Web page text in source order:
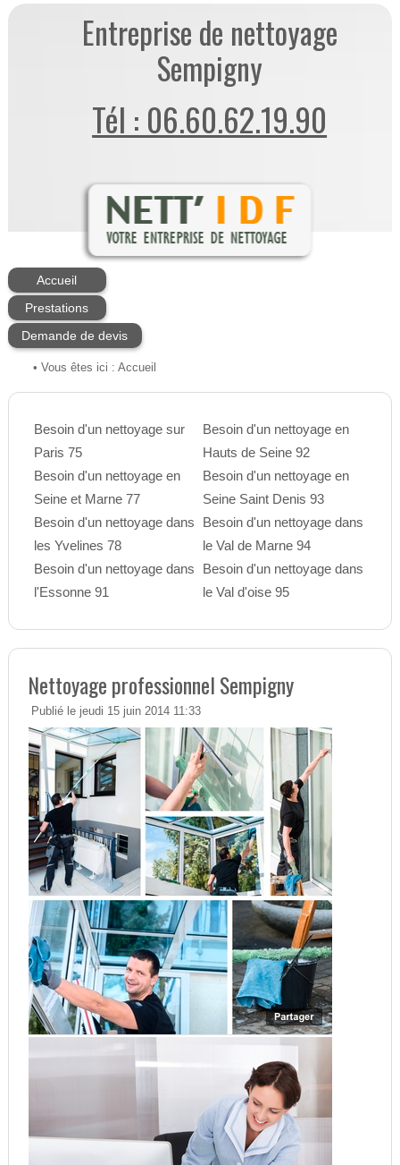
Entreprise de nettoyage
Sempigny
Tél : 06.60.62.19.90
Accueil
Prestations
Demande de devis
• Vous êtes ici : Accueil
Besoin d'un nettoyage sur
Paris 75
Besoin d'un nettoyage en
Seine et Marne 77
Besoin d'un nettoyage dans
les Yvelines 78
Besoin d'un nettoyage dans
l'Essonne 91
Besoin d'un nettoyage en
Hauts de Seine 92
Besoin d'un nettoyage en
Seine Saint Denis 93
Besoin d'un nettoyage dans
le Val de Marne 94
Besoin d'un nettoyage dans
le Val d'oise 95
Nettoyage professionnel Sempigny
Publié le jeudi 15 juin 2014 11:33